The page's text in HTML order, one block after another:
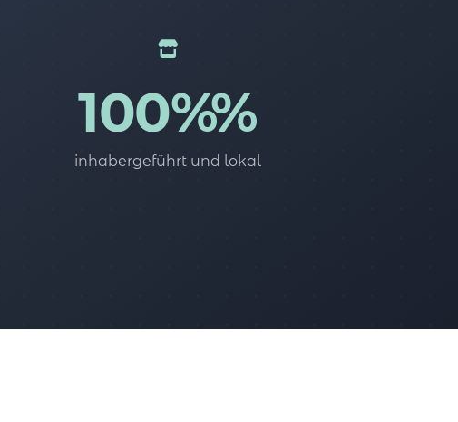
100%%
inhabergeführt und lokal